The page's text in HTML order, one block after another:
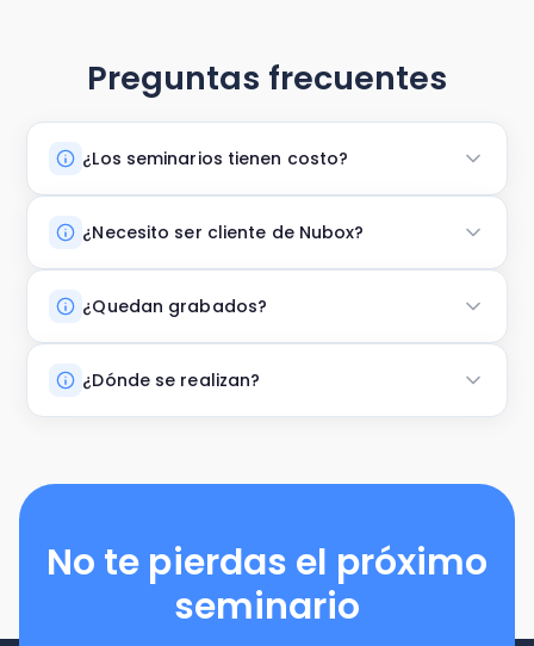
Preguntas frecuentes
¿Los seminarios tienen costo?
¿Necesito ser cliente de Nubox?
¿Quedan grabados?
¿Dónde se realizan?
No te pierdas el próximo
seminario